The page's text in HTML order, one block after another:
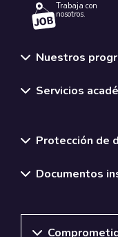
Trabaja con
nosotros.
Nuestros
Servicios
Protección de
Documentos